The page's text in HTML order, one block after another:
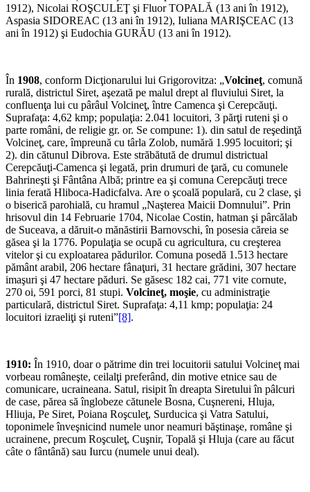
1912), Nicolai ROŞCULEŢ şi Fluor TOPALĂ (13 ani în 1912),
Aspasia SIDOREAC (13 ani în 1912), Iuliana MARIŞCEAC (13
ani în 1912) şi Eudochia GURĂU (13 ani în 1912).
În 1908, conform Dicţionarului lui Grigorovitza: „Volcineţ, comună
rurală, districtul Siret, aşezată pe malul drept al fluviului Siret, la
confluenţa lui cu pârâul Volcineţ, între Camenca şi Cerepcăuţi.
Suprafaţa: 4,62 kmp; popu­laţia: 2.041 locuitori, 3 părţi ru­teni şi o
parte români, de religie gr. or. Se compune: 1). din satul de reşedinţă
Volcineţ, care, îm­preună cu târla Zolob, numără 1.995 locuitori; şi
2). din cătu­nul Dibrova. Este străbătută de drumul districtual
Cerepcăuţi-Camenca şi legată, prin drumuri de ţară, cu comunele
Bahrineşti şi Fântâna Albă; printre ea şi comuna Cerepcăuţi trece
linia ferată Hliboca-Hadicfalva. Are o şcoală populară, cu 2 clase, şi
o biserică parohială, cu hramul „Naşterea Maicii Domnului”. Prin
hrisovul din 14 Februa­rie 1704, Nicolae Costin, hat­man şi pârcălab
de Suceava, a dăruit-o mănăstirii Barnovschi, în posesia căreia se
găsea şi la 1776. Populaţia se ocupă cu agricultura, cu creşterea
vitelor şi cu exploatarea pădurilor. Comuna posedă 1.513 hectare
pământ arabil, 206 hectare fânaţuri, 31 hectare grădini, 307 hectare
imaşuri şi 47 hectare păduri. Se găsesc 182 cai, 771 vite cornute,
270 oi, 591 porci, 81 stupi. Volcineţ, moşie, cu administraţie
particulară, districtul Siret. Suprafaţa: 4,11 kmp; popu­laţia: 24
locuitori izraeliţi şi ruteni”[8].
1910: În 1910, doar o pătrime din trei locuitorii satului Volcineţ mai
vorbeau româneşte, ceilalţi preferând, din motive etnice sau de
comunicare, ucraineana. Satul, risipit în dreapta Siretului în pâlcuri
de case, părea să înglobeze cătunele Bosna, Cuşnereni, Hluja,
Hliuja, Pe Siret, Poiana Roşculeţ, Surducica şi Vatra Satului,
toponimele înveşnicind numele unor neamuri băştinaşe, române şi
ucrainene, precum Roşculeţ, Cuşnir, Topală şi Hluja (care au făcut
câte o fântână) sau Iurcu (numele unui deal).